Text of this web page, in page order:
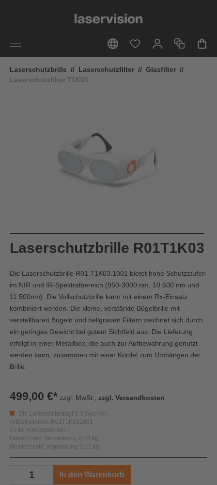
Laserschutzbrille // Laserschutzfilter // Glasfilter //
Laserschutzfilter T1K03
Laserschutzbrille R01T1K03
Die Laserschutzbrille R01.T1K03.1001 bietet hohe Schutzstufen
im NIR und IR-Spektralbereich (950-3000 nm, 10.600 nm und
11.500nm). Die Vollschutzbrille kann mit einem Rx-Einsatz
kombiniert werden. Die kleine, verstärkte Bügelbrille mit
verstellbaren Bügeln und hellgrauen Filtern zeichnet sich durch
ein geringes Gewicht bei gutem Sichtfeld aus. Die Lieferung
erfolgt in einer Metallbox, die auch zur Aufbewahrung genutzt
werden kann, zusammen mit einer Kordel zum Umhängen der
Brille.
499,00 €* zzgl. MwSt., zzgl. Versandkosten
Die Lieferzeit beträgt 1-3 Wochen.
Artikelnummer: R01T1K031001
GTIN: 4050369015517
Gewicht inkl. Verpackung: 0,45 kg
Gewicht exkl. Verpackung: 0,11 kg
In den Warenkorb